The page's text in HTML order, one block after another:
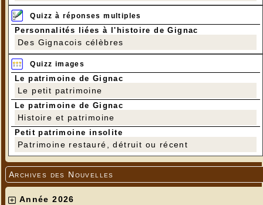
Quizz à réponses multiples
Personnalités liées à l'histoire de Gignac
Des Gignacois célèbres
Quizz images
Le patrimoine de Gignac
Le petit patrimoine
Le patrimoine de Gignac
Histoire et patrimoine
Petit patrimoine insolite
Patrimoine restauré, détruit ou récent
Archives des Nouvelles
Année 2026